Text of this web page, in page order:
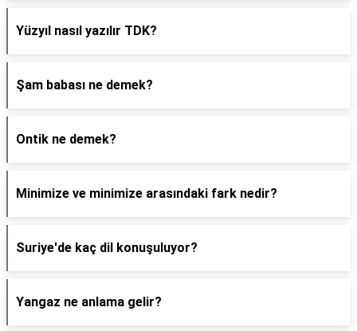
Yüzyıl nasıl yazılır TDK?
Şam babası ne demek?
Ontik ne demek?
Minimize ve minimize arasındaki fark nedir?
Suriye'de kaç dil konuşuluyor?
Yangaz ne anlama gelir?